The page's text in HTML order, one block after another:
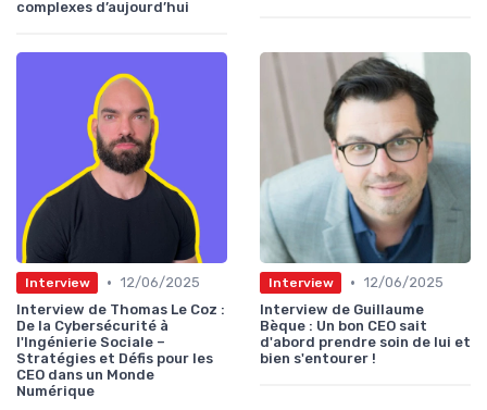
complexes d’aujourd’hui
Interview • 12/06/2025
Interview de Thomas Le Coz :
De la Cybersécurité à
l'Ingénierie Sociale –
Stratégies et Défis pour les
CEO dans un Monde
Numérique
Interview • 12/06/2025
Interview de Guillaume
Bèque : Un bon CEO sait
d'abord prendre soin de lui et
bien s'entourer !